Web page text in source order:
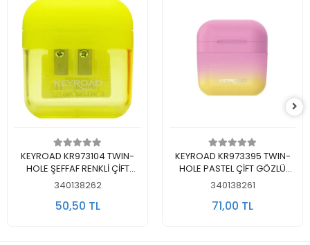
Sepete Ekle
KEYROAD KR973104 TWIN-
HOLE ŞEFFAF RENKLİ ÇİFT
GÖZLÜ KALEMTRAŞ
340138262
50,50 TL
Sepete Ekle
KEYROAD KR973395 TWIN-
HOLE PASTEL ÇİFT GÖZLÜ
KALEMTRAŞ
340138261
71,00 TL